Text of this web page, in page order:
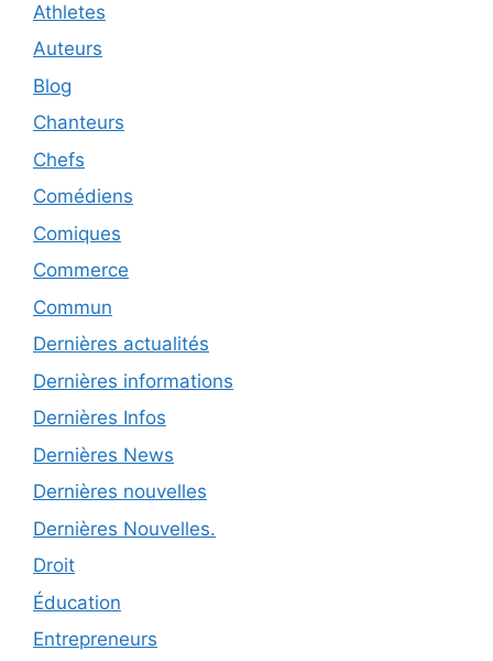
Athletes
Auteurs
Blog
Chanteurs
Chefs
Comédiens
Comiques
Commerce
Commun
Dernières actualités
Dernières informations
Dernières Infos
Dernières News
Dernières nouvelles
Dernières Nouvelles.
Droit
Éducation
Entrepreneurs